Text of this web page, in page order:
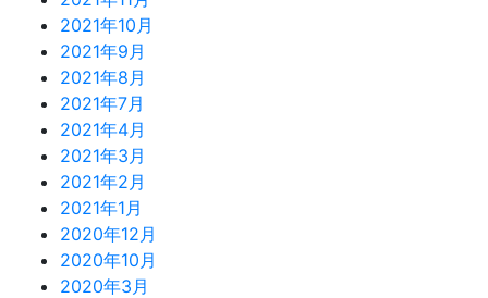
2021年10月
2021年9月
2021年8月
2021年7月
2021年4月
2021年3月
2021年2月
2021年1月
2020年12月
2020年10月
2020年3月